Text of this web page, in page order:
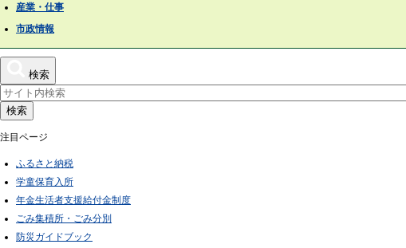
産業・仕事
市政情報
検索
検索
注目ページ
ふるさと納税
学童保育入所
年金生活者支援給付金制度
ごみ集積所・ごみ分別
防災ガイドブック